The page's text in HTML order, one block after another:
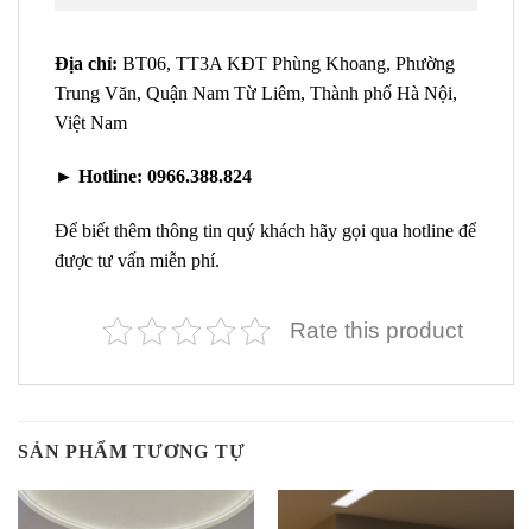
Địa chỉ: BT06, TT3A KĐT Phùng Khoang, Phường
Trung Văn, Quận Nam Từ Liêm, Thành phố Hà Nội,
Việt Nam
► Hotline: 0966.388.824
Để biết thêm thông tin quý khách hãy gọi qua hotline để
được tư vấn miễn phí.
Rate this product
SẢN PHẨM TƯƠNG TỰ